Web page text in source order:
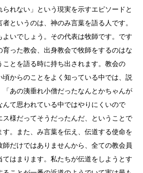
れない」という現実を示すエピソードと
というのは、神のみ言葉を語る人です。
いでしょう。その代表は牧師です。です
った教会、出身教会で牧師をするのはな
ことを語る時に持ち出されます。教会の
頃からのことをよく知っている中では、説
「あの洟垂れ小僧だったなんとかちゃんが
んて思われている中ではやりにくいので
ス様だってそうだったんだ、ということで
す。また、み言葉を伝え、伝道する使命を
だけではありませんから、全ての教会員
はまります。私たちが伝道をしようとす